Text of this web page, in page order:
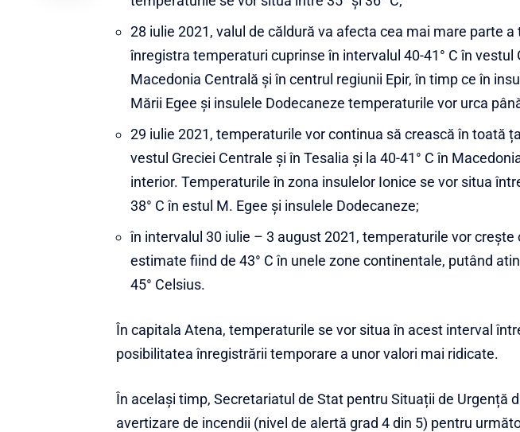
28 iulie 2021, valul de căldură va afecta cea mai mare parte
înregistra temperaturi cuprinse în intervalul 40-41° C în vestul
Macedonia Centrală și în centrul regiunii Epir, în timp ce în
Mării Egee și insulele Dodecaneze temperaturile vor urca
29 iulie 2021, temperaturile vor continua să crească în toată
vestul Greciei Centrale și în Tesalia și la 40-41° C în
interior. Temperaturile în zona insulelor Ionice se vor situa
38° C în estul M. Egee și insulele Dodecaneze;
în intervalul 30 iulie – 3 august 2021, temperaturile vor
estimate fiind de 43° C în unele zone continentale, putând
45° Celsius.
În capitala Atena, temperaturile se vor situa în acest interval
posibilitatea înregistrării temporare a unor valori mai ridicate.
În același timp, Secretariatul de Stat pentru Situații de Urgență
avertizare de incendii (nivel de alertă grad 4 din 5) pentru